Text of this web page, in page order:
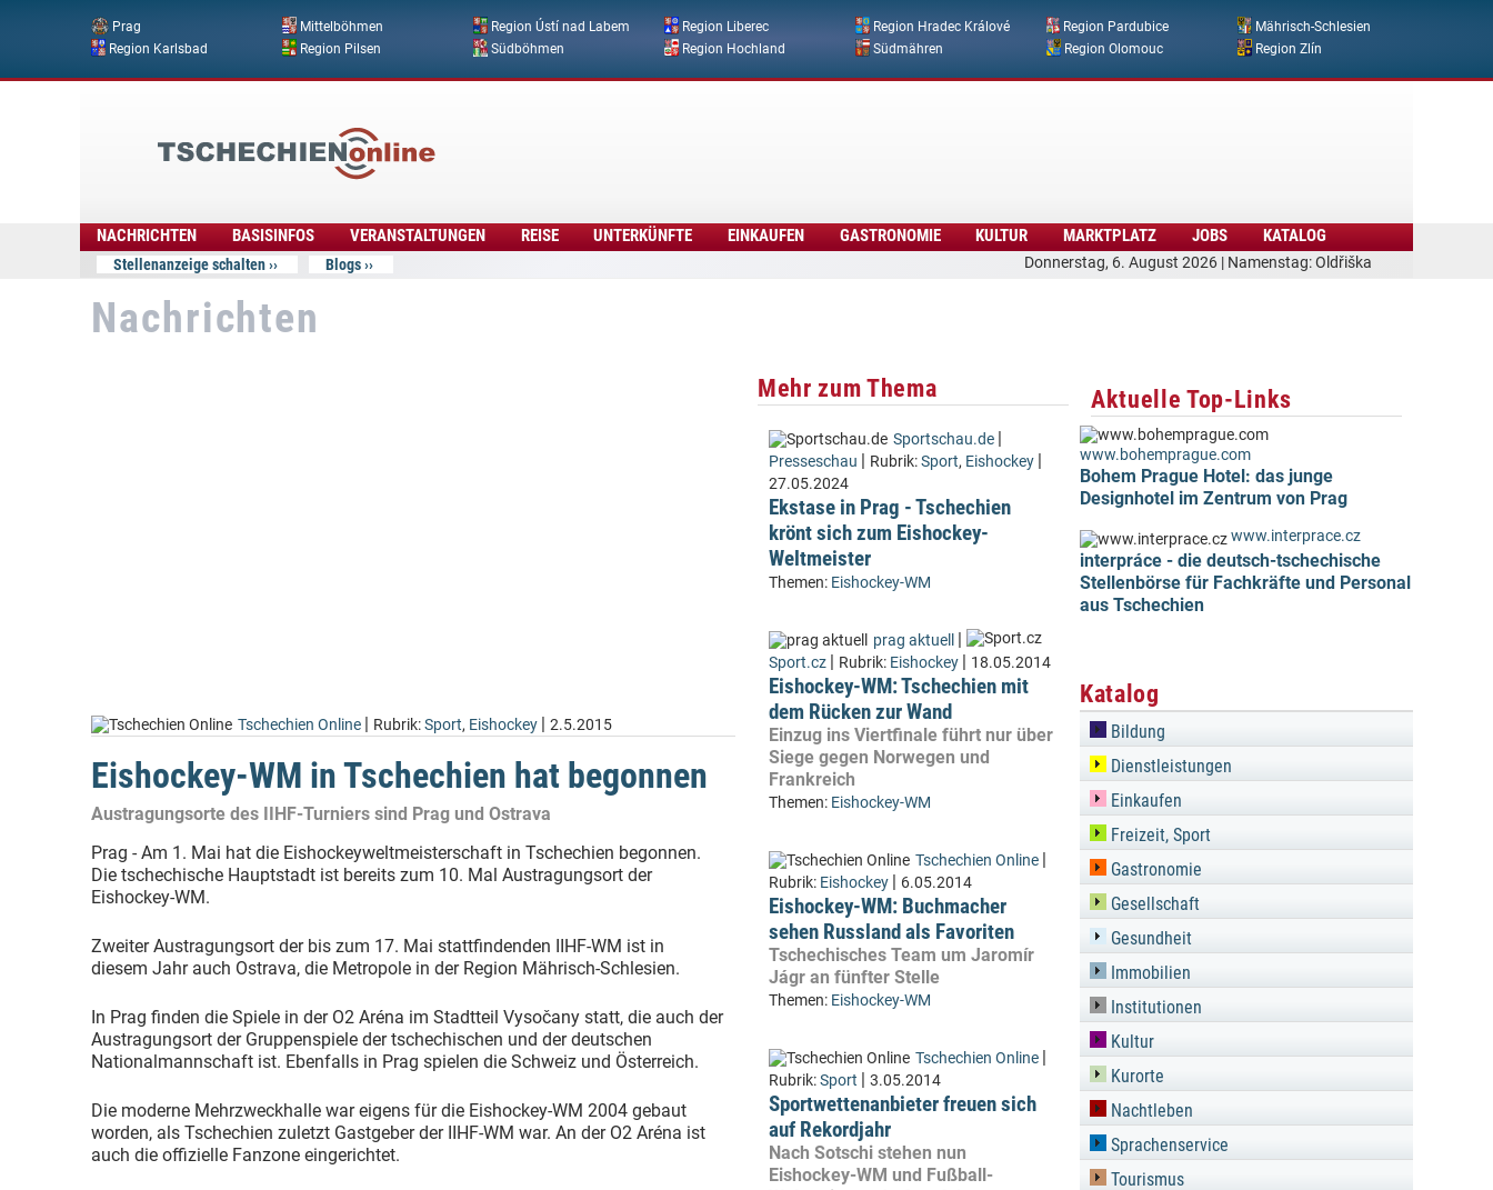
Direkt zum Inhalt
Prag Mittelböhmen Region Ústí nad Labem Region Liberec Region Hradec Králové Region Pardubice
Mährisch-Schlesien
Region Karlsbad
Region Pilsen Südböhmen Region Hochland Südmähren Region Olomouc Region Zlín
Donnerstag, 6. August 2026 | Namenstag: Oldřiška
Online
NACHRICHTEN BASISINFOS VERANSTALTUNGEN REISE UNTERKÜNFTE EINKAUFEN GASTRONOMIE KULTUR MARKTPLATZ JOBS KATALOG
Stellenanzeige schalten Blogs
Nachrichten
Tschechien Online | Rubrik:Sport, Eishockey | 2.5.2015
Eishockey-WM in Tschechien hat begonnen
Austragungsorte des IIHF-Turniers sind Prag und Ostrava
Prag - Am 1. Mai hat die Eishockeyweltmeisterschaft in Tschechien begonnen.
Die tschechische Hauptstadt ist bereits zum 10. Mal Austragungsort der
Eishockey-WM.
Zweiter Austragungsort der bis zum 17. Mai stattfindenden IIHF-WM ist in
diesem Jahr auch Ostrava, die Metropole in der Region Mährisch-Schlesien.
In Prag finden die Spiele in der O2 Aréna im Stadtteil Vysočany statt, die auch der
Austragungsort der Gruppenspiele der tschechischen und der deutschen
Nationalmannschaft ist. Ebenfalls in Prag spielen die Schweiz und Österreich.
Die moderne Mehrzweckhalle war eigens für die Eishockey-WM 2004 gebaut
worden, als Tschechien zuletzt Gastgeber der IIHF-WM war. An der O2 Aréna ist
auch die offizielle Fanzone eingerichtet.
Mehr zum Thema
Sportschau.de |
Presseschau | Rubrik:Sport, Eishockey |
27.05.2024
Ekstase in Prag - Tschechien
krönt sich zum Eishockey-
Weltmeister
Themen: Eishockey-WM
prag aktuell |
Sport.cz | Rubrik: Eishockey | 18.05.2014
Eishockey-WM: Tschechien mit
dem Rücken zur Wand
Einzug ins Viertfinale führt nur über
Siege gegen Norwegen und
Frankreich
Themen: Eishockey-WM
Tschechien Online |
Rubrik: Eishockey | 6.05.2014
Eishockey-WM: Buchmacher
sehen Russland als Favoriten
Tschechisches Team um Jaromír
Jágr an fünfter Stelle
Themen: Eishockey-WM
Tschechien Online |
Rubrik:Sport | 3.05.2014
Sportwettenanbieter freuen sich
auf Rekordjahr
Nach Sotschi stehen nun
Eishockey-WM und Fußball-
Aktuelle Top-Links
www.bohemprague.com
Bohem Prague Hotel: das junge
Designhotel im Zentrum von Prag
www.interprace.cz
interpráce - die deutsch-tschechische
Stellenbörse für Fachkräfte und Personal
aus Tschechien
Katalog
Bildung
Dienstleistungen
Einkaufen
Freizeit, Sport
Gastronomie
Gesellschaft
Gesundheit
Immobilien
Institutionen
Kultur
Kurorte
Nachtleben
Sprachenservice
Tourismus